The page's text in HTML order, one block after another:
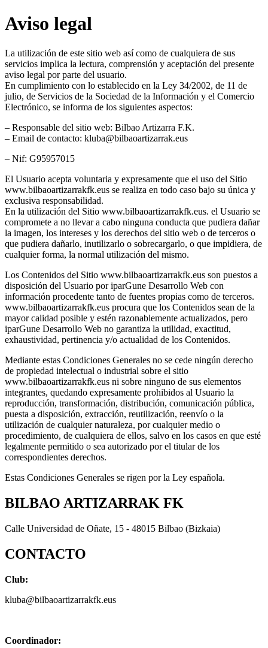
Aviso legal
La utilización de este sitio web así como de cualquiera de sus
servicios implica la lectura, comprensión y aceptación del presente
aviso legal por parte del usuario.
En cumplimiento con lo establecido en la Ley 34/2002, de 11 de
julio, de Servicios de la Sociedad de la Información y el Comercio
Electrónico, se informa de los siguientes aspectos:
– Responsable del sitio web: Bilbao Artizarra F.K.
– Email de contacto: kluba@bilbaoartizarrak.eus
– Nif: G95957015
El Usuario acepta voluntaria y expresamente que el uso del Sitio
www.bilbaoartizarrakfk.eus se realiza en todo caso bajo su única y
exclusiva responsabilidad.
En la utilización del Sitio www.bilbaoartizarrakfk.eus. el Usuario se
compromete a no llevar a cabo ninguna conducta que pudiera dañar
la imagen, los intereses y los derechos del sitio web o de terceros o
que pudiera dañarlo, inutilizarlo o sobrecargarlo, o que impidiera, de
cualquier forma, la normal utilización del mismo.
Los Contenidos del Sitio www.bilbaoartizarrakfk.eus son puestos a
disposición del Usuario por iparGune Desarrollo Web con
información procedente tanto de fuentes propias como de terceros.
www.bilbaoartizarrakfk.eus procura que los Contenidos sean de la
mayor calidad posible y estén razonablemente actualizados, pero
iparGune Desarrollo Web no garantiza la utilidad, exactitud,
exhaustividad, pertinencia y/o actualidad de los Contenidos.
Mediante estas Condiciones Generales no se cede ningún derecho
de propiedad intelectual o industrial sobre el sitio
www.bilbaoartizarrakfk.eus ni sobre ninguno de sus elementos
integrantes, quedando expresamente prohibidos al Usuario la
reproducción, transformación, distribución, comunicación pública,
puesta a disposición, extracción, reutilización, reenvío o la
utilización de cualquier naturaleza, por cualquier medio o
procedimiento, de cualquiera de ellos, salvo en los casos en que esté
legalmente permitido o sea autorizado por el titular de los
correspondientes derechos.
Estas Condiciones Generales se rigen por la Ley española.
BILBAO ARTIZARRAK FK
Calle Universidad de Oñate, 15 - 48015 Bilbao (Bizkaia)
CONTACTO
Club:
kluba@bilbaoartizarrakfk.eus
Coordinador: